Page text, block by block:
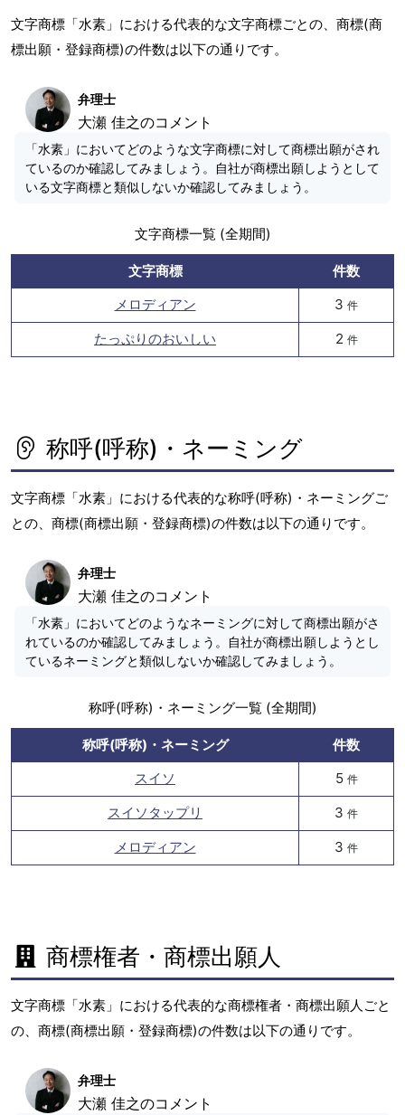
文字商標「水素」における代表的な文字商標ごとの、商標(商
標出願・登録商標)の件数は以下の通りです。
弁理士
大瀬 佳之のコメント
「水素」においてどのような文字商標に対して商標出願がされ
ているのか確認してみましょう。自社が商標出願しようとして
いる文字商標と類似しないか確認してみましょう。
文字商標一覧 (全期間)
文字商標
件数
メロディアン
3 件
たっぷりのおいしい 2 件
称呼(呼称)・ネーミング
文字商標「水素」における代表的な称呼(呼称)・ネーミングご
との、商標(商標出願・登録商標)の件数は以下の通りです。
弁理士
大瀬 佳之のコメント
「水素」においてどのようなネーミングに対して商標出願がさ
れているのか確認してみましょう。自社が商標出願しようとし
ているネーミングと類似しないか確認してみましょう。
称呼(呼称)・ネーミング一覧 (全期間)
称呼(呼称)・ネーミング
件数
スイソ
5 件
スイソタップリ 3 件
メロディアン 3 件
商標権者・商標出願人
文字商標「水素」における代表的な商標権者・商標出願人ごと
の、商標(商標出願・登録商標)の件数は以下の通りです。
弁理士
大瀬 佳之のコメント